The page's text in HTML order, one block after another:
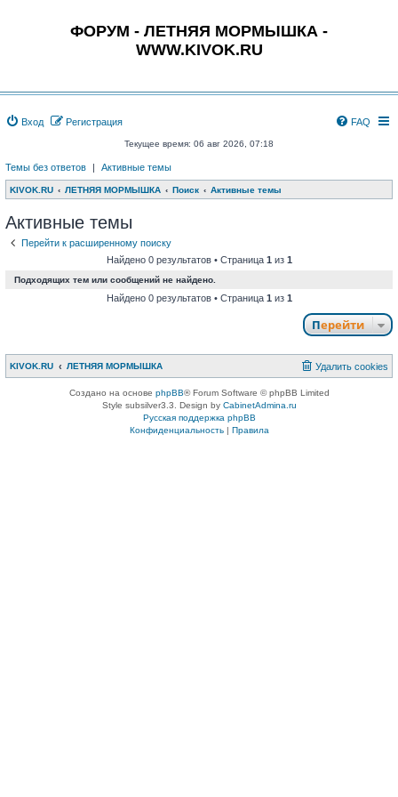
ФОРУМ - ЛЕТНЯЯ МОРМЫШКА -
WWW.KIVOK.RU
Вход Регистрация FAQ
Текущее время: 06 авг 2026, 07:18
Темы без ответов | Активные темы
KIVOK.RU ЛЕТНЯЯ МОРМЫШКА Поиск Активные темы
Активные темы
Перейти к расширенному поиску
Найдено 0 результатов • Страница 1 из 1
Подходящих тем или сообщений не найдено.
Найдено 0 результатов • Страница 1 из 1
Перейти
KIVOK.RU ЛЕТНЯЯ МОРМЫШКА Удалить cookies
Создано на основе phpBB® Forum Software © phpBB Limited
Style subsilver3.3. Design by CabinetAdmina.ru
Русская поддержка phpBB
Конфиденциальность| Правила